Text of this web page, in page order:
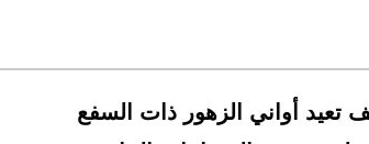
كيف تعيد أواني الزهور ذات السفع